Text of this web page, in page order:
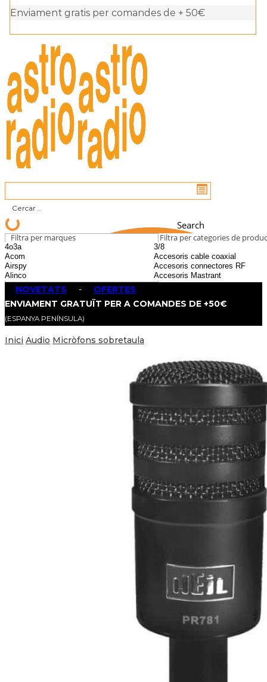
Enviament gratis per comandes de + 50€
Search
Filtra per marques Filtra per categories de
NOVETATS - OFERTES
ENVIAMENT GRATUÏT PER A COMANDES DE +50€
(ESPANYA PENÍNSULA)
Inici Audio Micròfons sobretaula